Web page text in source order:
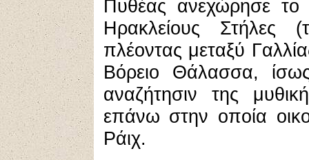
Πυθέας ανεχώρησε
Ηρακλείους Στήλες
πλέοντας μεταξύ
Βόρειο Θάλασσα,
αναζήτησιν της
επάνω στην οποία
Ράιχ.